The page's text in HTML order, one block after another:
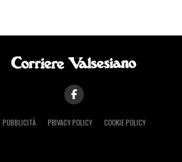
PUBBLICITÀ PRIVACY POLICY COOKIE POLICY